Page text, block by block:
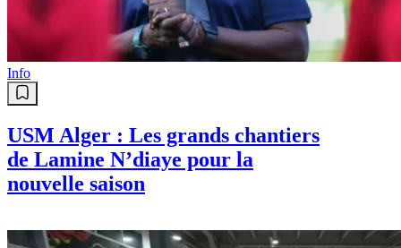
Info
USM Alger : Les grands chantiers
de Lamine N’diaye pour la
nouvelle saison